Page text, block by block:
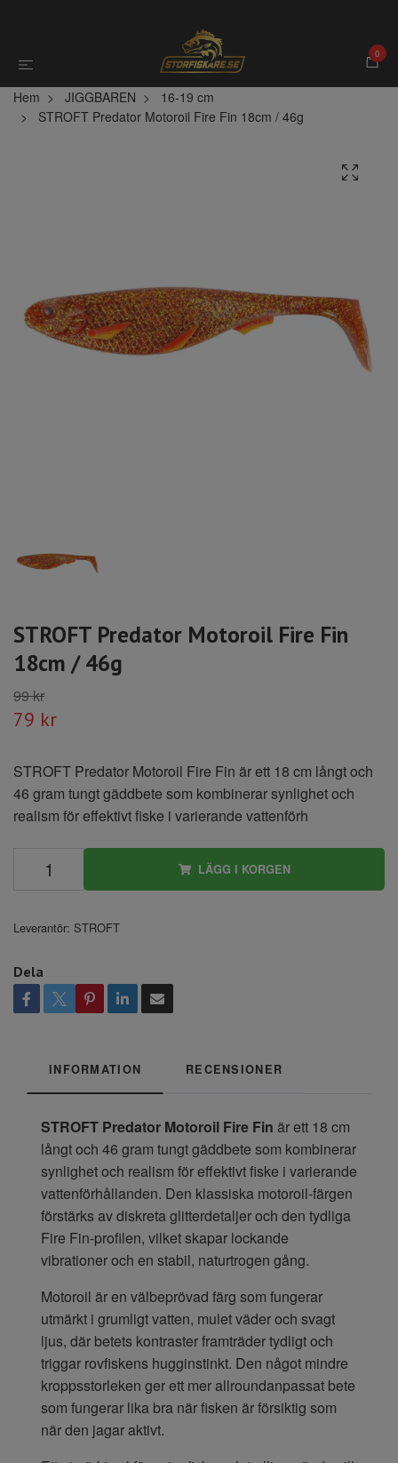
0
Hem JIGGBAREN
16-19 cm
STROFT Predator Motoroil Fire Fin 18cm / 46g
STROFT Predator Motoroil Fire Fin
18cm / 46g
99 kr
79 kr
STROFT Predator Motoroil Fire Fin är ett 18 cm långt och
46 gram tungt gäddbete som kombinerar synlighet och
realism för effektivt fiske i varierande vattenförh
LÄGG I KORGEN
Leverantör: STROFT
Dela
INFORMATION RECENSIONER
STROFT Predator Motoroil Fire Fin är ett 18 cm
långt och 46 gram tungt gäddbete som kombinerar
synlighet och realism för effektivt fiske i varierande
vattenförhållanden. Den klassiska motoroil-färgen
förstärks av diskreta glitterdetaljer och den tydliga
Fire Fin-profilen, vilket skapar lockande
vibrationer och en stabil, naturtrogen gång.
Motoroil är en välbeprövad färg som fungerar
utmärkt i grumligt vatten, mulet väder och svagt
ljus, där betets kontraster framträder tydligt och
triggar rovfiskens hugginstinkt. Den något mindre
kroppsstorleken ger ett mer allroundanpassat bete
som fungerar lika bra när fisken är försiktig som
när den jagar aktivt.